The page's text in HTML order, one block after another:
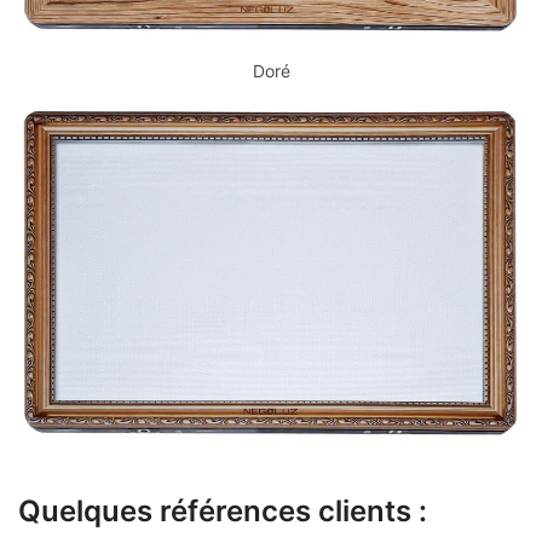
Doré
Quelques références clients :